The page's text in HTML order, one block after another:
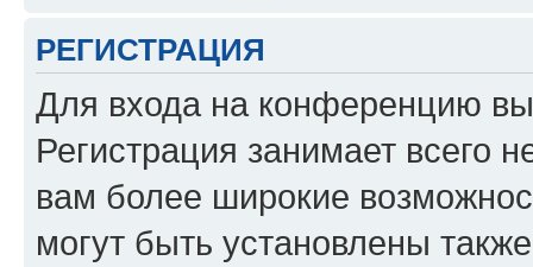
РЕГИСТРАЦИЯ
Для входа на конференцию
Регистрация занимает всего
вам более широкие
могут быть установлены